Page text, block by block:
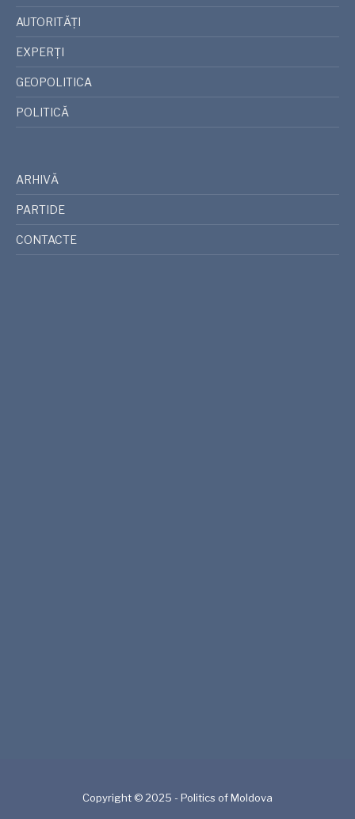
AUTORITĂȚI
EXPERȚI
GEOPOLITICA
POLITICĂ
ARHIVĂ
PARTIDE
CONTACTE
Copyright © 2025 - Politics of Moldova